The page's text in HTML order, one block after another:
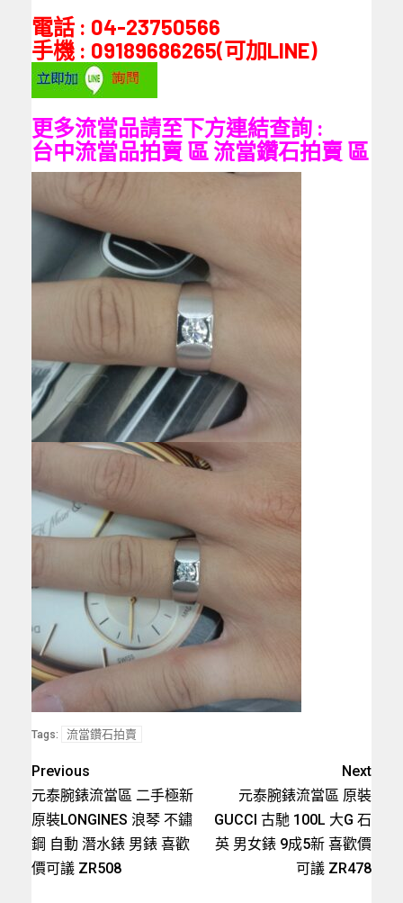
電話 : 04-23750566
手機 : 09189686265(可加LINE)
更多流當品請至下方連結查詢 :
台中流當品拍賣 區 流當鑽石拍賣 區
Tags: 流當鑽石拍賣
Previous
元泰腕錶流當區 二手極新
原裝LONGINES 浪琴 不鏽
鋼 自動 潛水錶 男錶 喜歡
價可議 ZR508
Next
元泰腕錶流當區 原裝
GUCCI 古馳 100L 大G 石
英 男女錶 9成5新 喜歡價
可議 ZR478